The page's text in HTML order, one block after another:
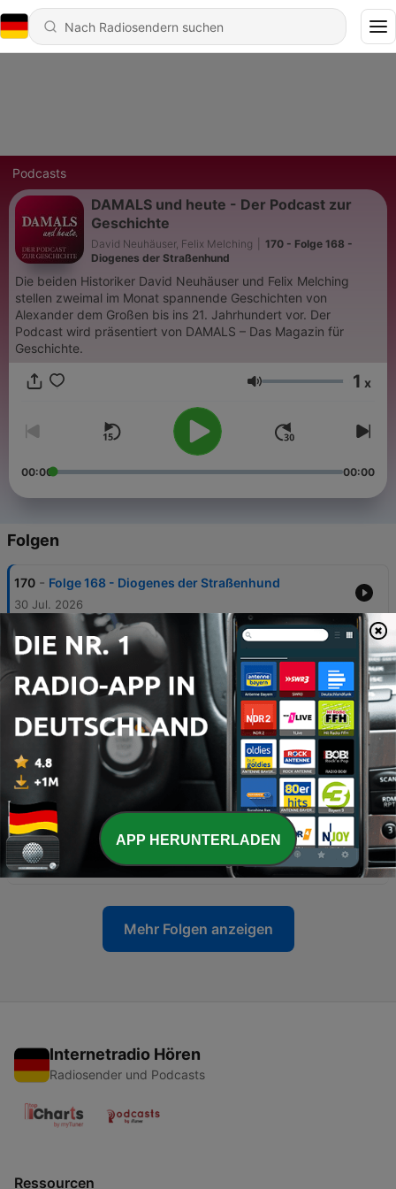
Podcasts
DAMALS und heute - Der Podcast zur
Geschichte
David Neuhäuser, Felix Melching
170 - Folge 168 -
Diogenes der Straßenhund
Die beiden Historiker David Neuhäuser und Felix Melching
stellen zweimal im Monat spannende Geschichten von
Alexander dem Großen bis ins 21. Jahrhundert vor. Der
Podcast wird präsentiert von DAMALS – Das Magazin für
Geschichte.
Lautstärke 1 x
00:00 00:00
Folgen
170 - Folge 168 - Diogenes der Straßenhund
30 Jul. 2026
169 - Folge 167 - Chruschtschow, Ulbricht und der Bau
der Berliner Mauer
16 Jul. 2026
Folge 166 - Knigge - Höfling, Witzbold, Aufklärer
Thu, 2 Jul 2026 04:00:00 +0000
167 - Folge 165 - England 1966 - die erste moderne
Fußball-WM
18 Jun. 2026
166 - Folge 164 - Warum die erste Fußball-WM in
Uruguay war
11 Jun. 2026
Mehr Folgen anzeigen
Internetradio Hören
Radiosender und Podcasts
Ressourcen
APP HERUNTERLADEN